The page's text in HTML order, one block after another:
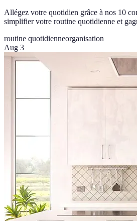
Allégez votre quotidien grâce à nos 10
simplifier votre routine quotidienne et
routine quotidienneorganisation
Aug 3